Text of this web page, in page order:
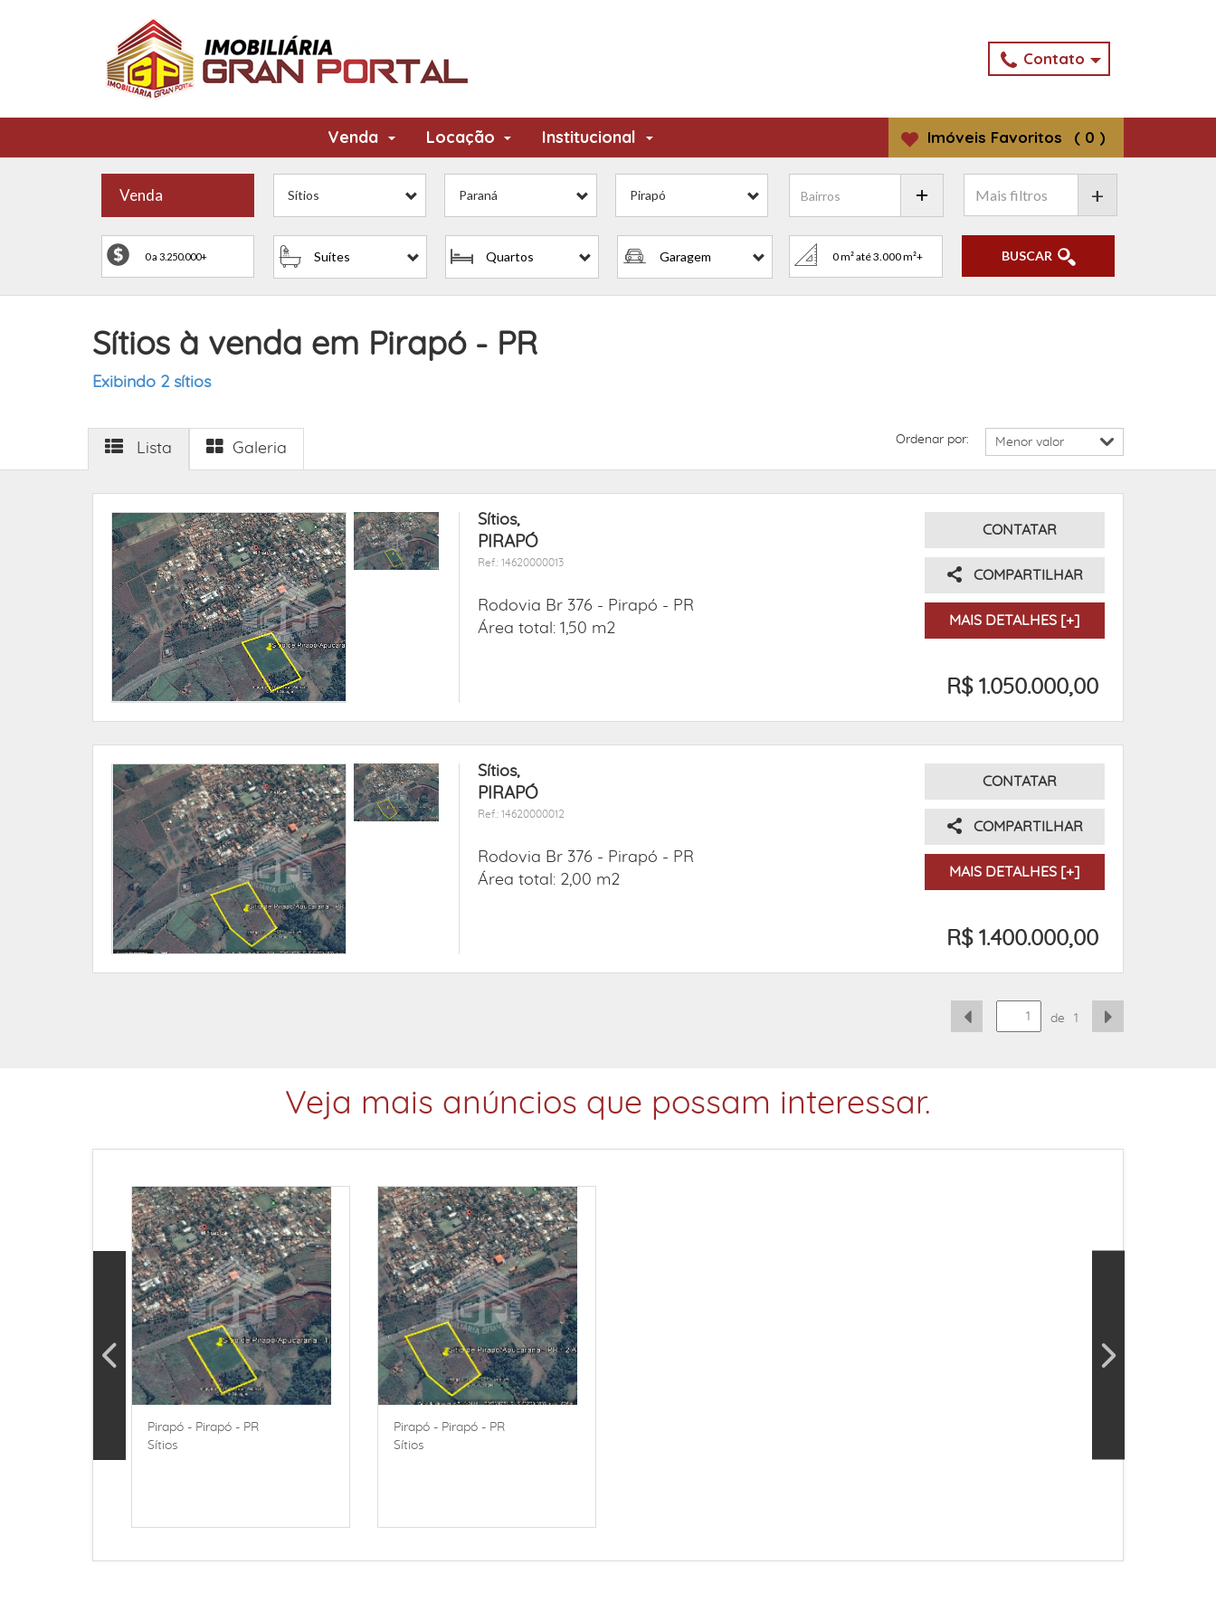
Contato
Venda Locação Institucional Imóveis Favoritos ( 0 )
Venda Sítios Paraná Pirapó
Suítes Quartos Garagem
+
BUSCAR
Sítios à venda em Pirapó - PR
Exibindo 2 sítios
Lista Galeria
Ordenar por:
Sítios,
PIRAPÓ
Ref.: 14620000013
Rodovia Br 376 - Pirapó - PR
Área total: 1,50 m2
CONTATAR
COMPARTILHAR
MAIS DETALHES [+]
R$ 1.050.000,00
Sítios,
PIRAPÓ
Ref.: 14620000012
Rodovia Br 376 - Pirapó - PR
Área total: 2,00 m2
CONTATAR
COMPARTILHAR
MAIS DETALHES [+]
R$ 1.400.000,00
de 1
Veja mais anúncios que possam interessar.
Pirapó - Pirapó - PR
Sítios
Pirapó - Pirapó - PR
Sítios